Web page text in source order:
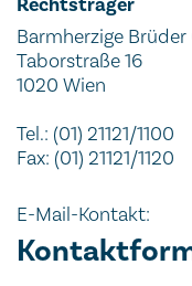
Barmherzige
Taborstraße 16
1020 Wien
Tel.: (01) 21121/1100
Fax: (01) 21121/1120
E-Mail-Kontakt:
URL
Company website
Reference
Tracking ID
Website
Homepage
Session ID